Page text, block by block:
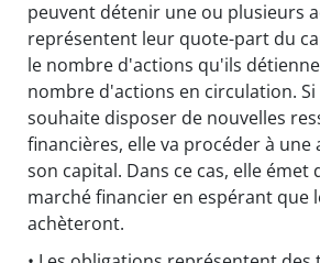
peuvent détenir une ou plusieurs
représentent leur quote-part du
le nombre d'actions qu'ils
nombre d'actions en circulation.
souhaite disposer de nouvelles
financières, elle va procéder à
son capital. Dans ce cas, elle émet
marché financier en espérant que
achèteront.